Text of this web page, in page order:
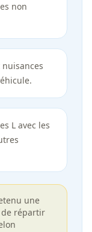
non
L avec les
une
de répartir